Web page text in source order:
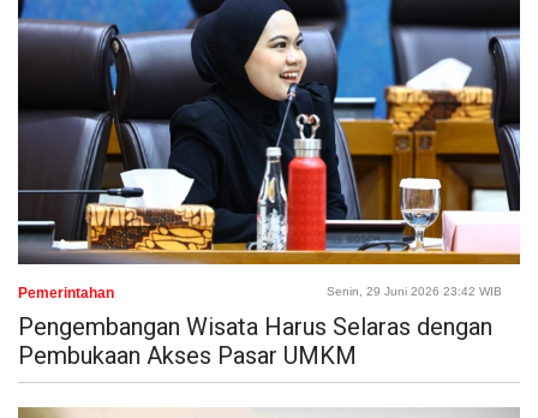
Pemerintahan Senin, 29 Juni 2026 23:42 WIB
Pengembangan Wisata Harus Selaras dengan
Pembukaan Akses Pasar UMKM